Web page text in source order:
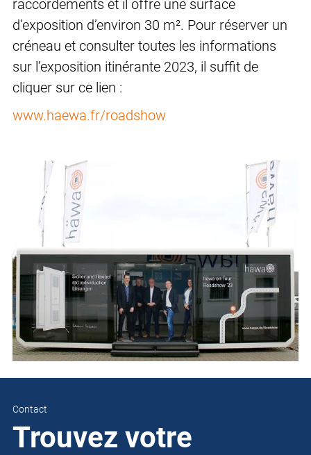
raccordements et il offre une surface
d’exposition d’environ 30 m². Pour réserver un
créneau et consulter toutes les informations
sur l’exposition itinérante 2023, il suffit de
cliquer sur ce lien :
www.haewa.fr/roadshow
Contact
Trouvez votre